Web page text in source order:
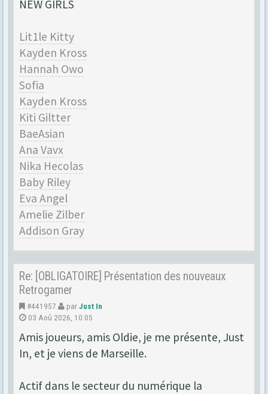
NEW GIRLS
Lit1le Kitty
Kayden Kross
Hannah Owo
Sofia
Kayden Kross
Kiti Giltter
BaeAsian
Ana Vavx
Nika Hecolas
Baby Riley
Eva Angel
Amelie Zilber
Addison Gray
Re: [OBLIGATOIRE] Présentation des nouveaux
Retrogamer
#441957 parJust In
03 Aoû 2026, 10:05
Amis joueurs, amis Oldie, je me présente, Just
In, et je viens de Marseille.
Actif dans le secteur du numérique la